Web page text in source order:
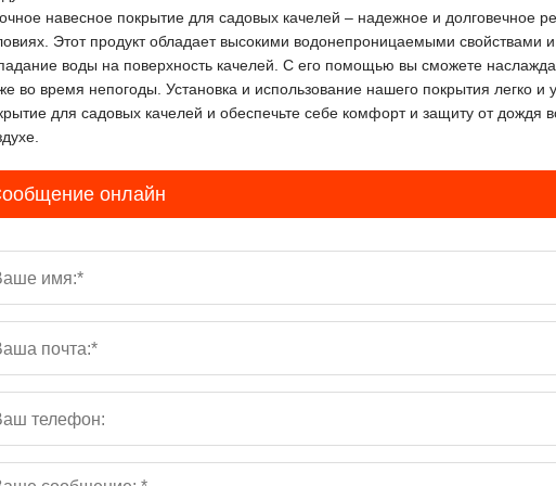
навесное покрытие для садовых качелей – надежное и долговечное
Этот продукт обладает высокими водонепроницаемыми свойствами
воды на поверхность качелей. С его помощью вы сможете
во время непогоды. Установка и использование нашего покрытия легко
для садовых качелей и обеспечьте себе комфорт и защиту от дождя
онлайн